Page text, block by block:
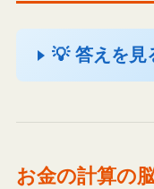
💡 答えを見
お金の計算の